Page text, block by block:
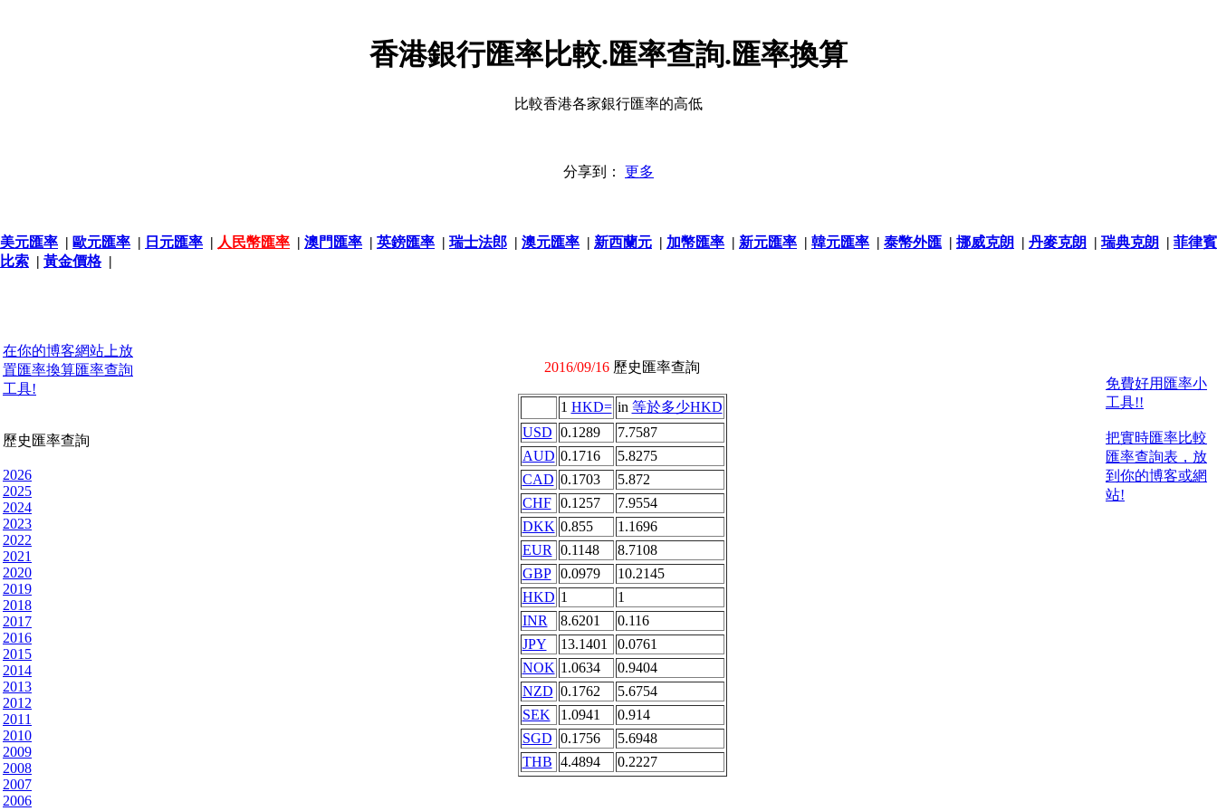
香港銀行匯率比較.匯率查詢.匯率換算
比較香港各家銀行匯率的高低
分享到： 更多
美元匯率 | 歐元匯率 | 日元匯率 | 人民幣匯率 | 澳門匯率 | 英鎊匯率 | 瑞士法郎 | 澳元匯率 | 新西蘭元 | 加幣匯率 | 新元匯率 | 韓元匯率 | 泰幣外匯 | 挪威克朗 | 丹麥克朗 | 瑞典克朗 | 菲律賓
比索 | 黃金價格|
在你的博客網站上放
置匯率換算匯率查詢
工具!
歷史匯率查詢
2026
2025
2024
2023
2022
2021
2020
2019
2018
2017
2016
2015
2014
2013
2012
2011
2010
2009
2008
2007
2006
2016/09/16 歷史匯率查詢
1 HKD= in 等於多少HKD
USD 0.1289
7.7587
AUD 0.1716
5.8275
CAD 0.1703
5.872
CHF
0.1257
7.9554
DKK 0.855
1.1696
EUR 0.1148
8.7108
GBP
0.0979
10.2145
HKD 1
1
INR
8.6201
0.116
JPY
13.1401
0.0761
NOK 1.0634
0.9404
NZD 0.1762
5.6754
SEK
1.0941
0.914
SGD 0.1756
5.6948
THB 4.4894 0.2227
免費好用匯率小
工具!!
把實時匯率比較
匯率查詢表，放
到你的博客或網
站!